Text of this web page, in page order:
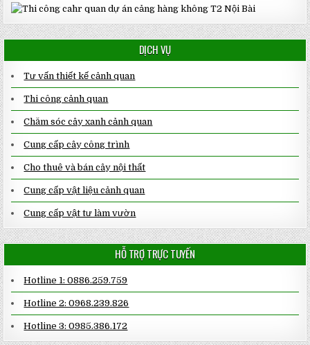
DỊCH VỤ
Tư vấn thiết kế cảnh quan
Thi công cảnh quan
Chăm sóc cây xanh cảnh quan
Cung cấp cây công trình
Cho thuê và bán cây nội thất
Cung cấp vật liệu cảnh quan
Cung cấp vật tư làm vườn
HỖ TRỢ TRỰC TUYẾN
Hotline 1: 0886.259.759
Hotline 2: 0968.239.826
Hotline 3: 0985.386.172